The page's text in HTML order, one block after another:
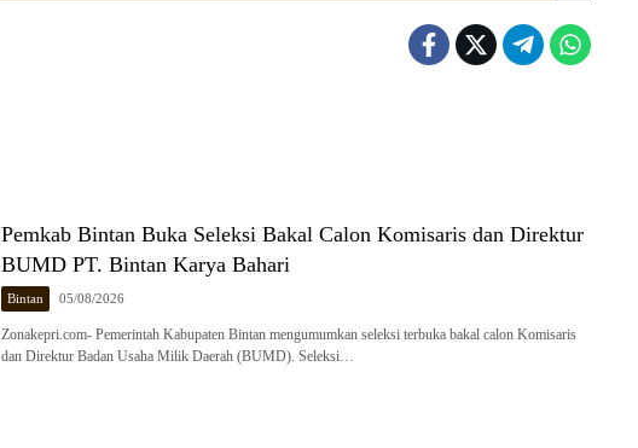
Pemkab Bintan Buka Seleksi Bakal Calon Komisaris dan Direktur
BUMD PT. Bintan Karya Bahari
Bintan 05/08/2026
Zonakepri.com- Pemerintah Kabupaten Bintan mengumumkan seleksi terbuka bakal calon Komisaris
dan Direktur Badan Usaha Milik Daerah (BUMD). Seleksi…